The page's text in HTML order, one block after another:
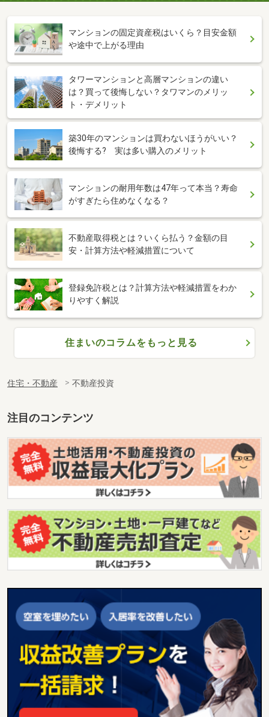
マンションの固定資産税はいくら？目安金額
や途中で上がる理由
タワーマンションと高層マンションの違い
は？買って後悔しない？タワマンのメリッ
ト・デメリット
築30年のマンションは買わないほうがいい？
後悔する? 実は多い購入のメリット
マンションの耐用年数は47年って本当？寿命
がすぎたら住めなくなる？
不動産取得税とは？いくら払う？金額の目
安・計算方法や軽減措置について
登録免許税とは？計算方法や軽減措置をわか
りやすく解説
住まいのコラムをもっと見る
住宅・不動産 不動産投資
注目のコンテンツ